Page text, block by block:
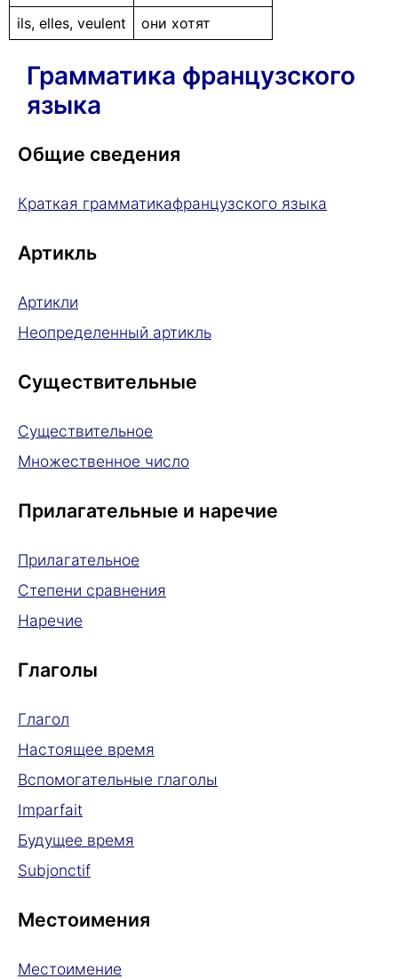
ils, elles, veulent
они хотят
Грамматика французского
языка
Общие сведения
Краткая грамматикафранцузского языка
Артикль
Артикли
Неопределенный артикль
Существительные
Существительное
Множественное число
Прилагательные и наречие
Прилагательное
Степени сравнения
Наречие
Глаголы
Глагол
Настоящее время
Вспомогательные глаголы
Imparfait
Будущее время
Subjonctif
Местоимения
Местоимение